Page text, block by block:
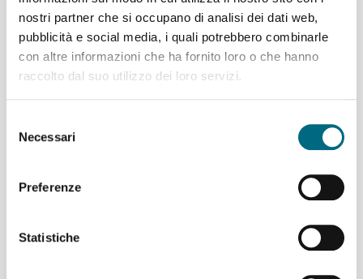
nostri partner che si occupano di analisi dei dati web,
pubblicità e social media, i quali potrebbero combinarle
con altre informazioni che ha fornito loro o che hanno
raccolto dal suo utilizzo dei loro servizi.
delNecessari
Preferenze
Statistiche
partiranno da piazza Vittorio Veneto a Santa Margherita
Ligure per Portofino alle ore 1.15 e 1.45, mentre da
Portofino per piazza Vittorio Veneto...
Tricapodanno genovese
In occasione dei festeggiamenti per la
fine dell’anno, nelle serate di venerdì